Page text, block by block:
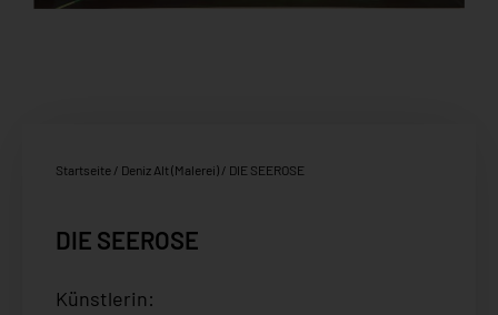
Startseite / Deniz Alt (Malerei) / DIE SEEROSE
DIE SEEROSE
Künstlerin: